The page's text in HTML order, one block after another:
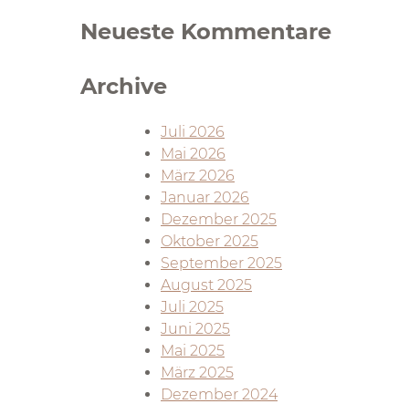
Neueste Kommentare
Archive
Juli 2026
Mai 2026
März 2026
Januar 2026
Dezember 2025
Oktober 2025
September 2025
August 2025
Juli 2025
Juni 2025
Mai 2025
März 2025
Dezember 2024